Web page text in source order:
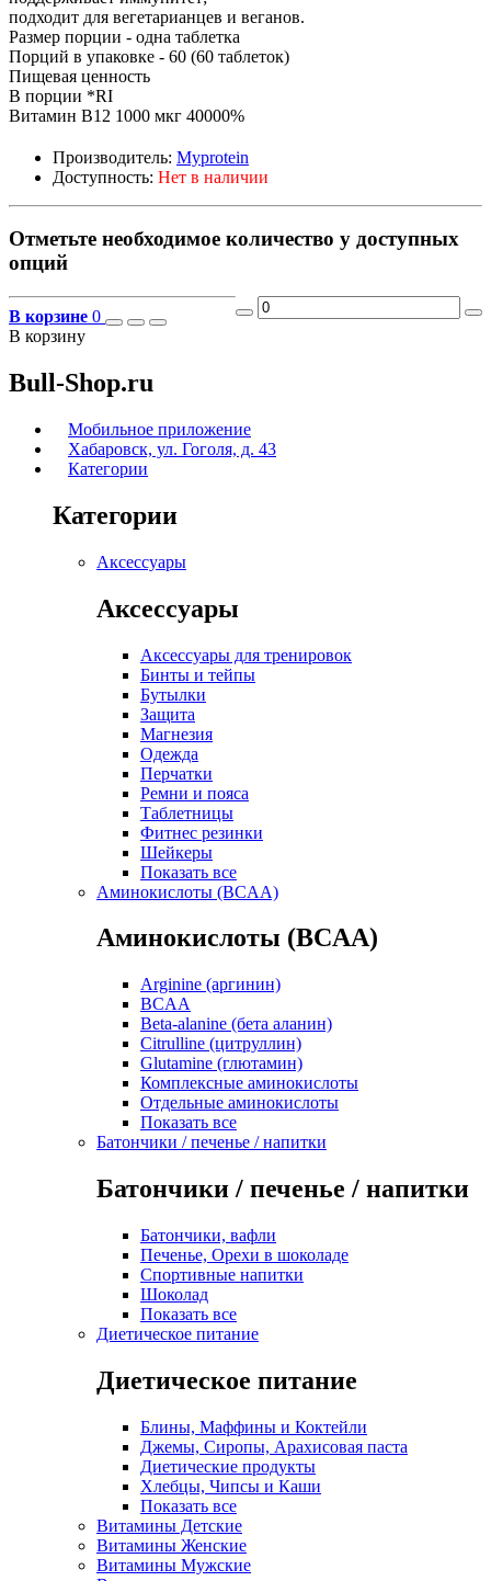
подходит для вегетарианцев и веганов.
Размер порции - одна таблетка
Порций в упаковке - 60 (60 таблеток)
Пищевая ценность
В порции *RI
Витамин B12 1000 мкг 40000%
Производитель: Myprotein
Доступность: Нет в наличии
Отметьте необходимое количество у доступных
опций
В корзине 0
В корзину
Bull-Shop.ru
Мобильное приложение
Хабаровск, ул. Гоголя, д. 43
Категории
Категории
Аксессуары
Аксессуары
Аксессуары для тренировок
Бинты и тейпы
Бутылки
Защита
Магнезия
Одежда
Перчатки
Ремни и пояса
Таблетницы
Фитнес резинки
Шейкеры
Показать все
Аминокислоты (BCAA)
Аминокислоты (BCAA)
Arginine (аргинин)
BCAA
Beta-alanine (бета аланин)
Citrulline (цитруллин)
Glutamine (глютамин)
Комплексные аминокислоты
Отдельные аминокислоты
Показать все
Батончики / печенье / напитки
Батончики / печенье / напитки
Батончики, вафли
Печенье, Орехи в шоколаде
Спортивные напитки
Шоколад
Показать все
Диетическое питание
Диетическое питание
Блины, Маффины и Коктейли
Джемы, Сиропы, Арахисовая паста
Диетические продукты
Хлебцы, Чипсы и Каши
Показать все
Витамины Детские
Витамины Женские
Витамины Мужские